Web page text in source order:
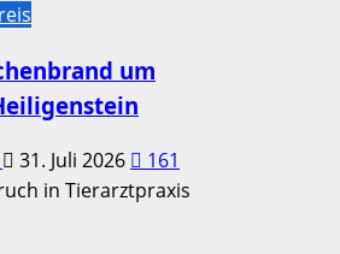
um
31. Juli 2026 161